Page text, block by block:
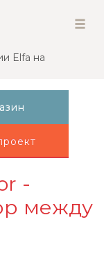
Elfa на
-
между